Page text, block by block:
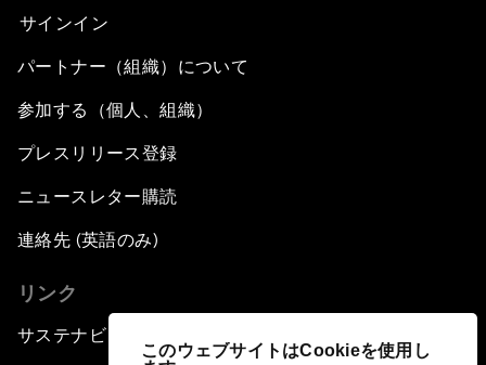
このウェブサイトはCookieを使用し
サインイン
パートナー（組織）について
参加する（個人、組織）
プレスリリース登録
ニュースレター購読
連絡先 (英語のみ)
リンク
サステナビリティへの取り組み